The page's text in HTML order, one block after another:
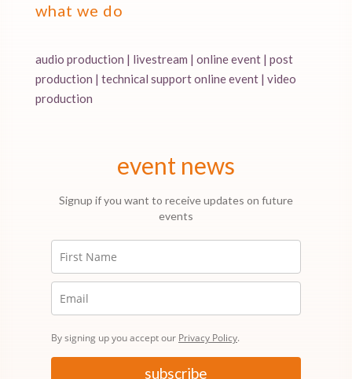
what we do
audio production | livestream | online event | post
production | technical support online event | video
production
event news
Signup if you want to receive updates on future
events
By signing up you accept our Privacy Policy.
subscribe